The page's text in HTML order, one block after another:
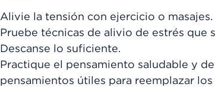
Alivie la tensión con ejercicio o masajes.
Pruebe técnicas de alivio de estrés que
Descanse lo suficiente.
Practique el pensamiento saludable y
pensamientos útiles para reemplazar